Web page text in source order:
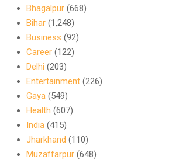
Bhagalpur (668)
Bihar (1,248)
Business (92)
Career (122)
Delhi (203)
Entertainment (226)
Gaya (549)
Health (607)
India (415)
Jharkhand (110)
Muzaffarpur (648)